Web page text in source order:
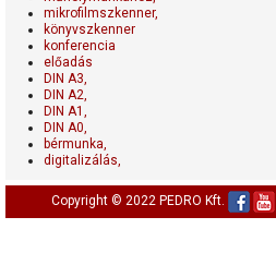
mikrofilmszkenner,
könyvszkenner
konferencia
előadás
DIN A3,
DIN A2,
DIN A1,
DIN A0,
bérmunka,
digitalizálás,
Copyright © 2022 PEDRO Kft.